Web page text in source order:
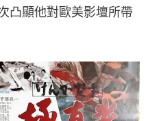
凸顯他對歐美影壇所帶